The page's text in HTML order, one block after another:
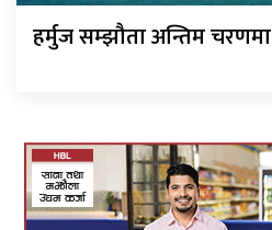
हर्मुज सम्झौता अन्तिम चरणमा